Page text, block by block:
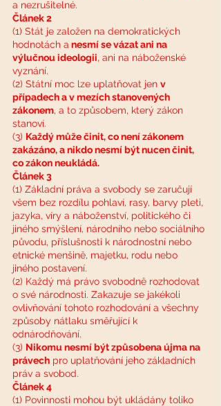
a nezrušitelné.
Článek 2
(1) Stát je založen na demokratických
hodnotách a nesmí se vázat ani na
výlučnou ideologii, ani na náboženské
vyznání.
(2) Státní moc lze uplatňovat jen v
případech a v mezích stanovených
zákonem, a to způsobem, který zákon
stanoví.
(3) Každý může činit, co není zákonem
zakázáno, a nikdo nesmí být nucen činit,
co zákon neukládá.
Článek 3
(1) Základní práva a svobody se zaručují
všem bez rozdílu pohlaví, rasy, barvy pleti,
jazyka, víry a náboženství, politického či
jiného smýšlení, národního nebo sociálního
původu, příslušnosti k národnostní nebo
etnické menšině, majetku, rodu nebo
jiného postavení.
(2) Každý má právo svobodně rozhodovat
o své národnosti. Zakazuje se jakékoli
ovlivňování tohoto rozhodování a všechny
způsoby nátlaku směřující k
odnárodňování.
(3) Nikomu nesmí být způsobena újma na
právech pro uplatňování jeho základních
práv a svobod.
Článek 4
(1) Povinnosti mohou být ukládány toliko